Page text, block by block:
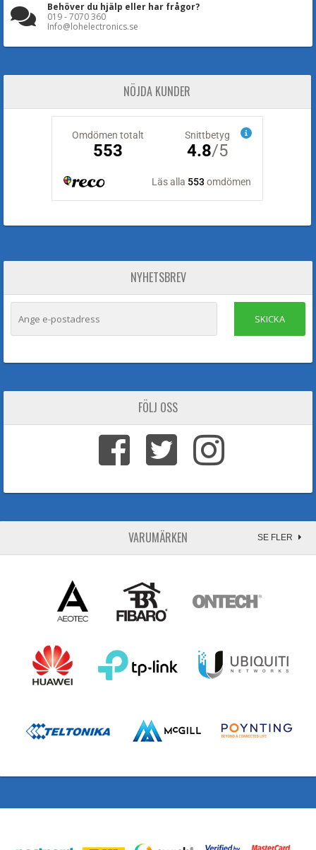
Behöver du hjälp eller har frågor?
019 - 7070 360
Info@lohelectronics.se
NÖJDA KUNDER
NYHETSBREV
SKICKA
FÖLJ OSS
VARUMÄRKEN SE FLER